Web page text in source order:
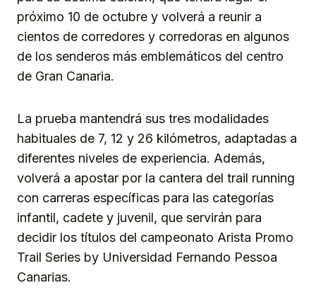
próximo 10 de octubre y volverá a reunir a
cientos de corredores y corredoras en algunos
de los senderos más emblemáticos del centro
de Gran Canaria.
La prueba mantendrá sus tres modalidades
habituales de 7, 12 y 26 kilómetros, adaptadas a
diferentes niveles de experiencia. Además,
volverá a apostar por la cantera del trail running
con carreras específicas para las categorías
infantil, cadete y juvenil, que servirán para
decidir los títulos del campeonato Arista Promo
Trail Series by Universidad Fernando Pessoa
Canarias.